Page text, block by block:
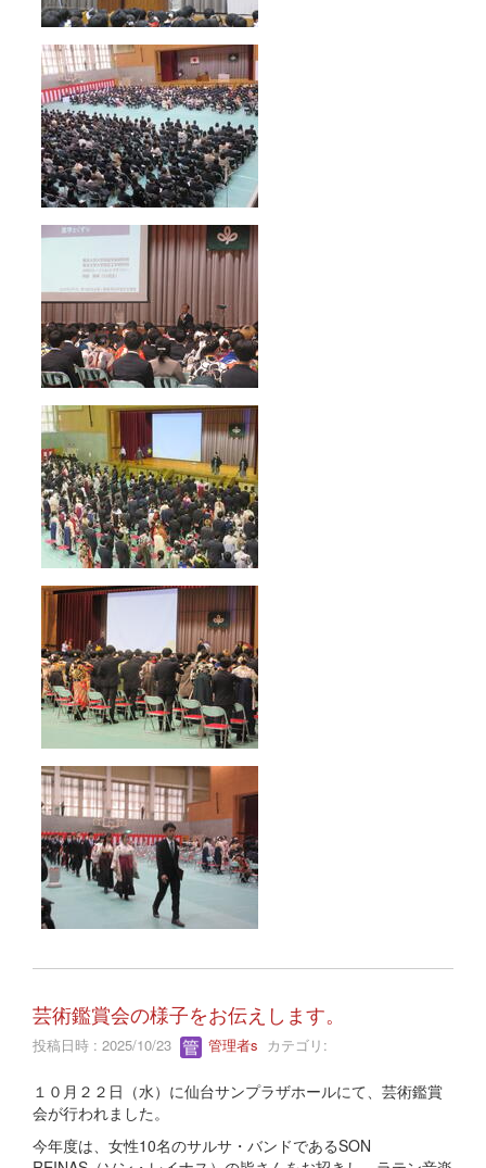
芸術鑑賞会の様子をお伝えします。
投稿日時 : 2025/10/23 管理者s カテゴリ:
１０月２２日（水）に仙台サンプラザホールにて、芸術鑑賞
会が行われました。
今年度は、女性10名のサルサ・バンドであるSON